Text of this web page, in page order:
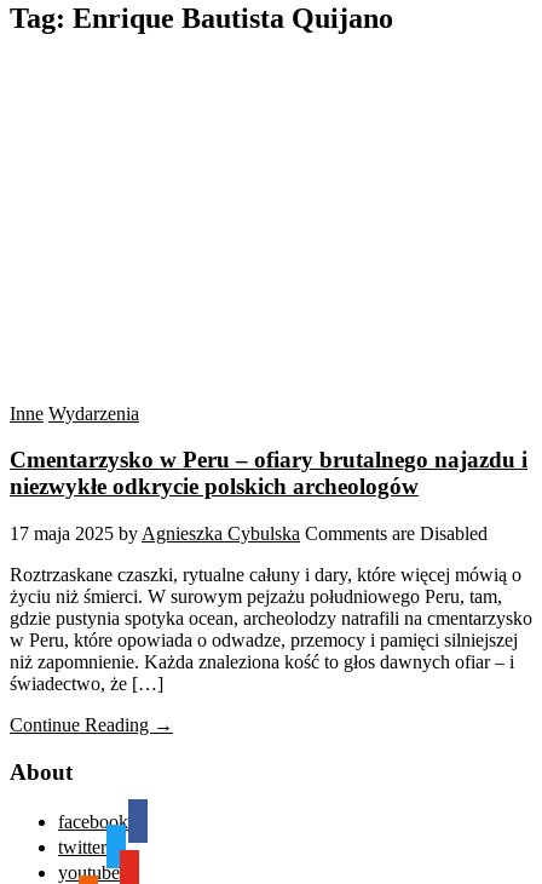
Tag: Enrique Bautista Quijano
Inne Wydarzenia
Cmentarzysko w Peru – ofiary brutalnego najazdu i
niezwykłe odkrycie polskich archeologów
17 maja 2025 by Agnieszka Cybulska Comments are Disabled
Roztrzaskane czaszki, rytualne całuny i dary, które więcej mówią o
życiu niż śmierci. W surowym pejzażu południowego Peru, tam,
gdzie pustynia spotyka ocean, archeolodzy natrafili na cmentarzysko
w Peru, które opowiada o odwadze, przemocy i pamięci silniejszej
niż zapomnienie. Każda znaleziona kość to głos dawnych ofiar – i
świadectwo, że […]
Continue Reading →
About
facebook
twitter
youtube